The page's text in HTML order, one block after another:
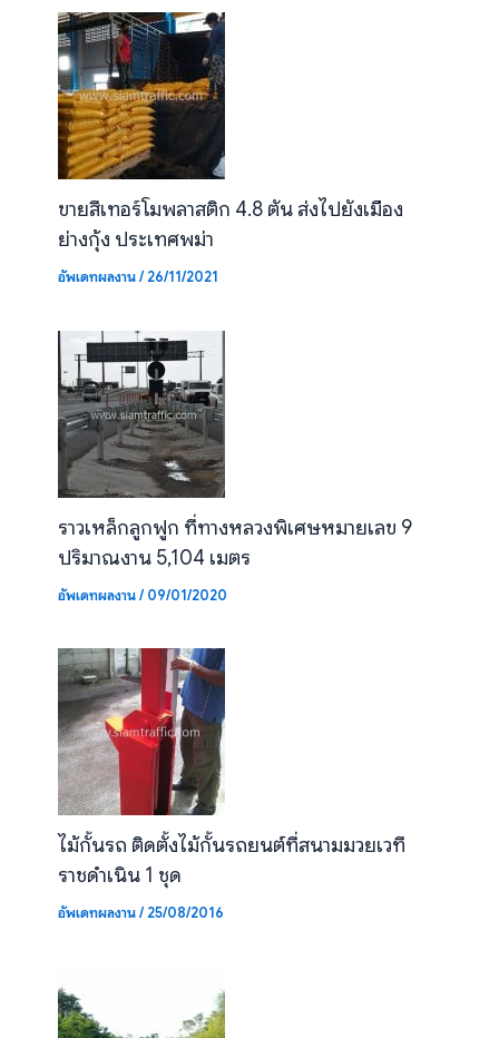
ขายสีเทอร์โมพลาสติก 4.8 ตัน ส่งไปยังเมือง
ย่างกุ้ง ประเทศพม่า
อัพเดทผลงาน/26/11/2021
ราวเหล็กลูกฟูก ที่ทางหลวงพิเศษหมายเลข 9
ปริมาณงาน 5,104 เมตร
อัพเดทผลงาน/09/01/2020
ไม้กั้นรถ ติดตั้งไม้กั้นรถยนต์ที่สนามมวยเวที
ราชดำเนิน 1 ชุด
อัพเดทผลงาน/25/08/2016